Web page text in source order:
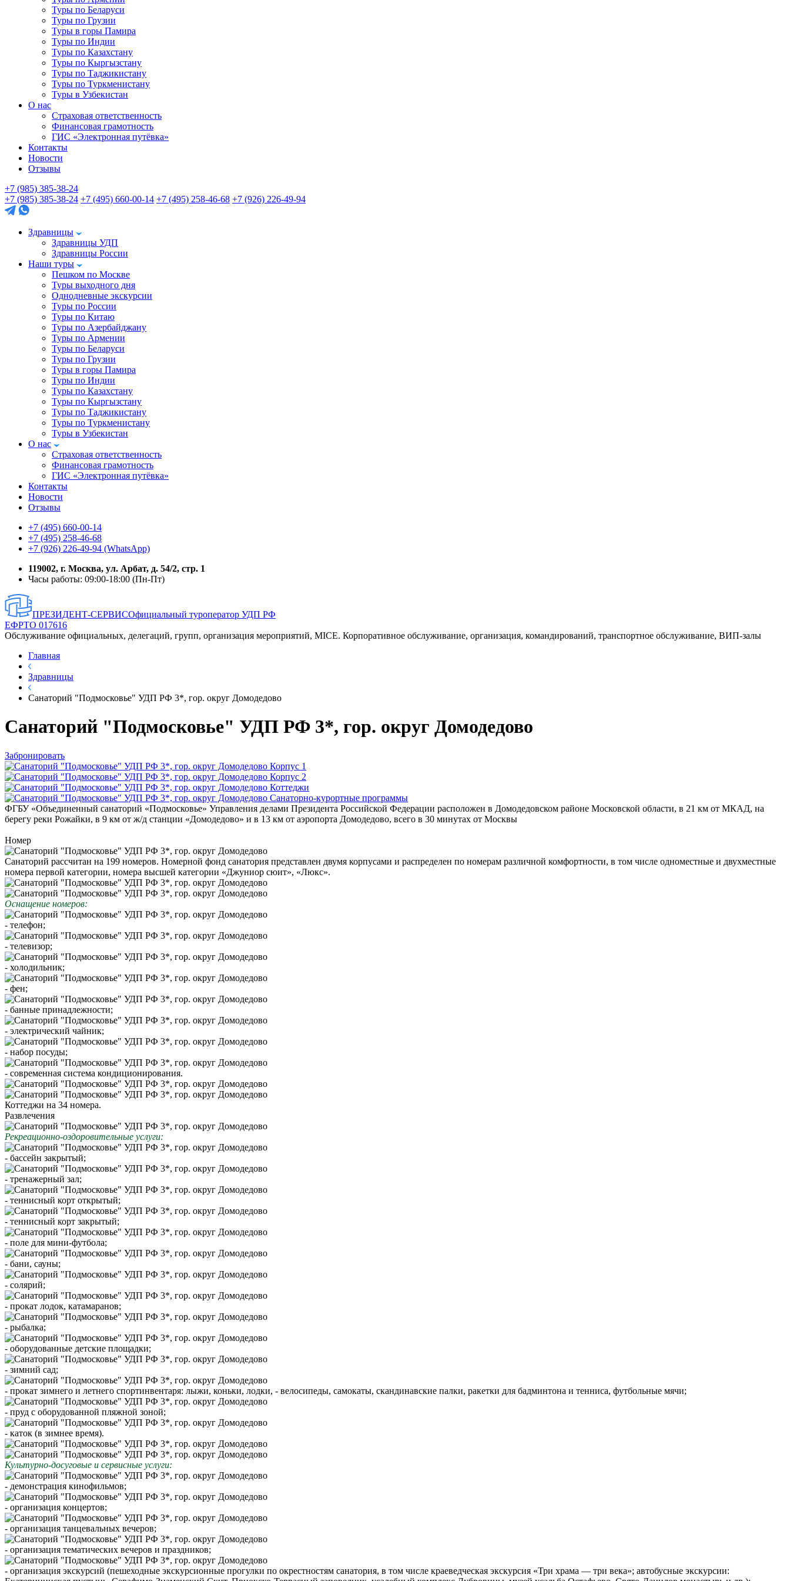
Туры по Беларуси
Туры по Грузии
Туры в горы Памира
Туры по Индии
Туры по Казахстану
Туры по Кыргызстану
Туры по Таджикистану
Туры по Туркменистану
Туры в Узбекистан
О нас
Страховая ответственность
Финансовая грамотность
ГИС «Электронная путёвка»
Контакты
Новости
Отзывы
+7 (985) 385-38-24
+7 (985) 385-38-24 +7 (495) 660-00-14 +7 (495) 258-46-68 +7 (926) 226-49-94
Здравницы
Здравницы УДП
Здравницы России
Наши туры
Пешком по Москве
Туры выходного дня
Однодневные экскурсии
Туры по России
Туры по Китаю
Туры по Азербайджану
Туры по Армении
Туры по Беларуси
Туры по Грузии
Туры в горы Памира
Туры по Индии
Туры по Казахстану
Туры по Кыргызстану
Туры по Таджикистану
Туры по Туркменистану
Туры в Узбекистан
О нас
Страховая ответственность
Финансовая грамотность
ГИС «Электронная путёвка»
Контакты
Новости
Отзывы
+7 (495) 660-00-14
+7 (495) 258-46-68
+7 (926) 226-49-94 (WhatsApp)
119002, г. Москва, ул. Арбат, д. 54/2, стр. 1
Часы работы: 09:00-18:00 (Пн-Пт)
ПРЕЗИДЕНТ-СЕРВИСОфициальный туроператор УДП РФ
ЕФРТО 017616
Обслуживание официальных, делегаций, групп, организация мероприятий, MICE. Корпоративное обслуживание, организация, командирований, транспортное обслуживание, ВИП-залы
Главная
Здравницы
Санаторий "Подмосковье" УДП РФ 3*, гор. округ Домодедово
Санаторий "Подмосковье" УДП РФ 3*, гор. округ Домодедово
Забронировать
Корпус 1
Корпус 2
Коттеджи
Санаторно-курортные программы
ФГБУ «Объединенный санаторий «Подмосковье» Управления делами Президента Российской Федерации расположен в Домодедовском районе Московской области, в 21 км от МКАД, на
берегу реки Рожайки, в 9 км от ж/д станции «Домодедово» и в 13 км от аэропорта Домодедово, всего в 30 минутах от Москвы
Номер
Санаторий рассчитан на 199 номеров. Номерной фонд санатория представлен двумя корпусами и распределен по номерам различной комфортности, в том числе одноместные и двухместные
номера первой категории, номера высшей категории «Джуниор сюит», «Люкс».
Оснащение номеров:
- телефон;
- телевизор;
- холодильник;
- фен;
- банные принадлежности;
- электрический чайник;
- набор посуды;
- современная система кондиционирования.
Коттеджи на 34 номера.
Развлечения
Рекреационно-оздоровительные услуги:
- бассейн закрытый;
- тренажерный зал;
- теннисный корт открытый;
- теннисный корт закрытый;
- поле для мини-футбола;
- бани, сауны;
- солярий;
- прокат лодок, катамаранов;
- рыбалка;
- оборудованные детские площадки;
- зимний сад;
- прокат зимнего и летнего спортинвентаря: лыжи, коньки, лодки, - велосипеды, самокаты, скандинавские палки, ракетки для бадминтона и тенниса, футбольные мячи;
- пруд с оборудованной пляжной зоной;
- каток (в зимнее время).
Культурно-досуговые и сервисные услуги:
- демонстрация кинофильмов;
- организация концертов;
- организация танцевальных вечеров;
- организация тематических вечеров и праздников;
- организация экскурсий (пешеходные экскурсионные прогулки по окрестностям санатория, в том числе краеведческая экскурсия «Три храма — три века»; автобусные экскурсии: